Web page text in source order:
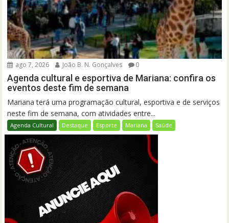
ago 7, 2026 João B. N. Gonçalves 0
Agenda cultural e esportiva de Mariana: confira os
eventos deste fim de semana
Mariana terá uma programação cultural, esportiva e de serviços
neste fim de semana, com atividades entre...
Agenda Cultural Destaque Esporte Mariana Saúde